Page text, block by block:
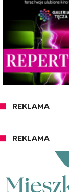
REKLAMA
REKLAMA